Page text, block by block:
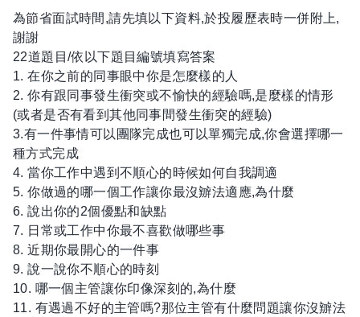
為節省面試時間,請先填以下資料,於投履歷表時一併附上,
謝謝
22道題目/依以下題目編號填寫答案
1. 在你之前的同事眼中你是怎麼樣的人
2. 你有跟同事發生衝突或不愉快的經驗嗎,是麼樣的情形
(或者是否有看到其他同事間發生衝突的經驗)
3.有一件事情可以團隊完成也可以單獨完成,你會選擇哪一
種方式完成
4. 當你工作中遇到不順心的時候如何自我調適
5. 你做過的哪一個工作讓你最沒辧法適應,為什麼
6. 說出你的2個優點和缺點
7. 日常或工作中你最不喜歡做哪些事
8. 近期你最開心的一件事
9. 說一說你不順心的時刻
10. 哪一個主管讓你印像深刻的,為什麼
11. 有遇過不好的主管嗎?那位主管有什麼問題讓你沒辧法